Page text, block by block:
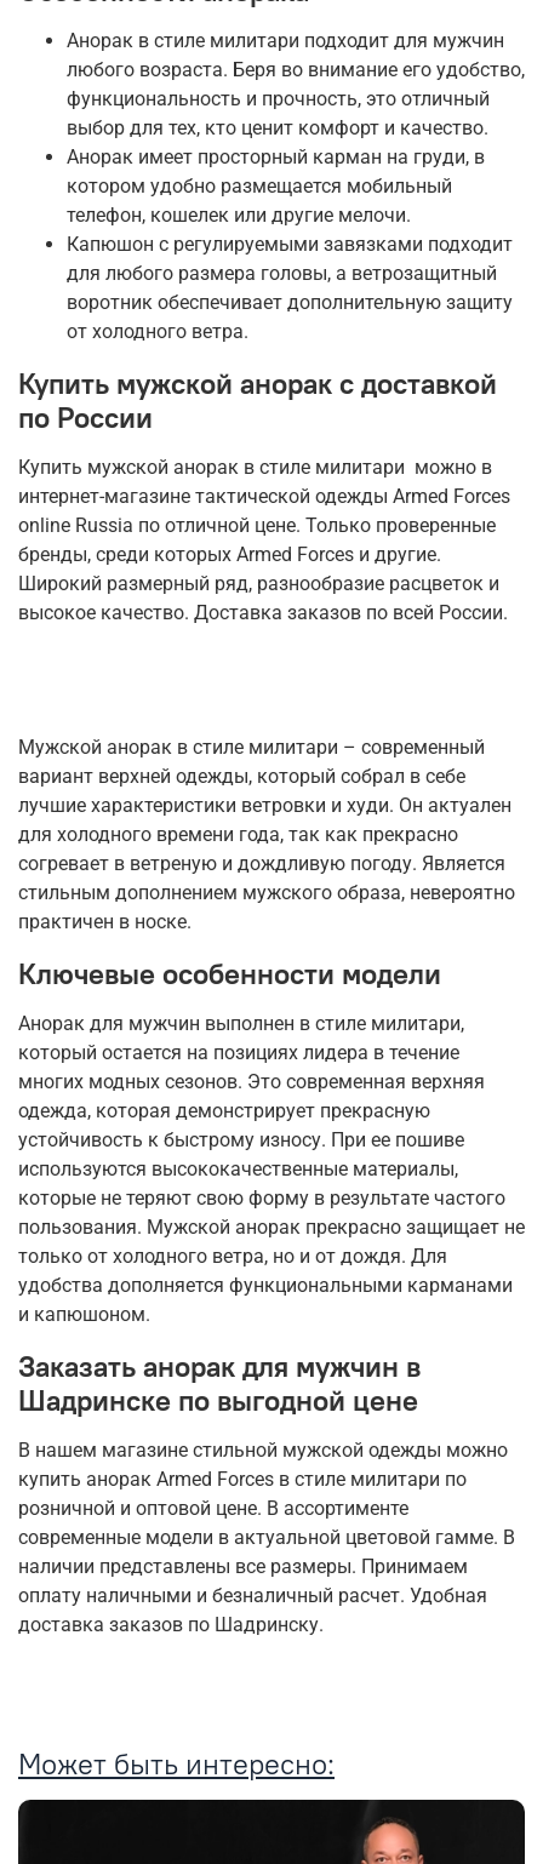
Анорак в стиле милитари подходит для мужчин
любого возраста. Беря во внимание его удобство,
функциональность и прочность, это отличный
выбор для тех, кто ценит комфорт и качество.
Анорак имеет просторный карман на груди, в
котором удобно размещается мобильный
телефон, кошелек или другие мелочи.
Капюшон с регулируемыми завязками подходит
для любого размера головы, а ветрозащитный
воротник обеспечивает дополнительную защиту
от холодного ветра.
Купить мужской анорак с доставкой
по России
Купить мужской анорак в стиле милитари можно в
интернет-магазине тактической одежды Armed Forces
online Russia по отличной цене. Только проверенные
бренды, среди которых Armed Forces и другие.
Широкий размерный ряд, разнообразие расцветок и
высокое качество. Доставка заказов по всей России.
Мужской анорак в стиле милитари – современный
вариант верхней одежды, который собрал в себе
лучшие характеристики ветровки и худи. Он актуален
для холодного времени года, так как прекрасно
согревает в ветреную и дождливую погоду. Является
стильным дополнением мужского образа, невероятно
практичен в носке.
Ключевые особенности модели
Анорак для мужчин выполнен в стиле милитари,
который остается на позициях лидера в течение
многих модных сезонов. Это современная верхняя
одежда, которая демонстрирует прекрасную
устойчивость к быстрому износу. При ее пошиве
используются высококачественные материалы,
которые не теряют свою форму в результате частого
пользования. Мужской анорак прекрасно защищает не
только от холодного ветра, но и от дождя. Для
удобства дополняется функциональными карманами
и капюшоном.
Заказать анорак для мужчин в
Шадринске по выгодной цене
В нашем магазине стильной мужской одежды можно
купить анорак Armed Forces в стиле милитари по
розничной и оптовой цене. В ассортименте
современные модели в актуальной цветовой гамме. В
наличии представлены все размеры. Принимаем
оплату наличными и безналичный расчет. Удобная
доставка заказов по Шадринску.
Может быть интересно: